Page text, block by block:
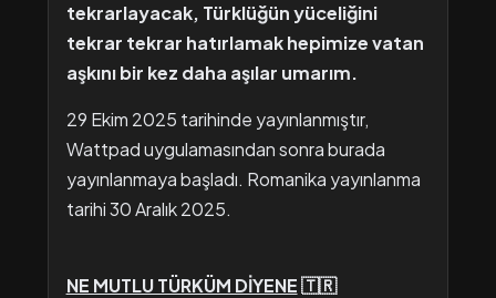
tekrarlayacak, Türklüğün yüceliğini
tekrar tekrar hatırlamak hepimize vatan
aşkını bir kez daha aşılar umarım.
29 Ekim 2025 tarihinde yayınlanmıştır,
Wattpad uygulamasından sonra burada
yayınlanmaya başladı. Romanika yayınlanma
tarihi 30 Aralık 2025.
NE MUTLU TÜRKÜM DİYENE🇹🇷